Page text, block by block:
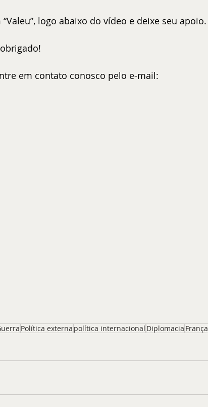
logo abaixo do vídeo e deixe seu apoio.
em contato conosco pelo e-mail:
Política externa política internacional Diplomacia França